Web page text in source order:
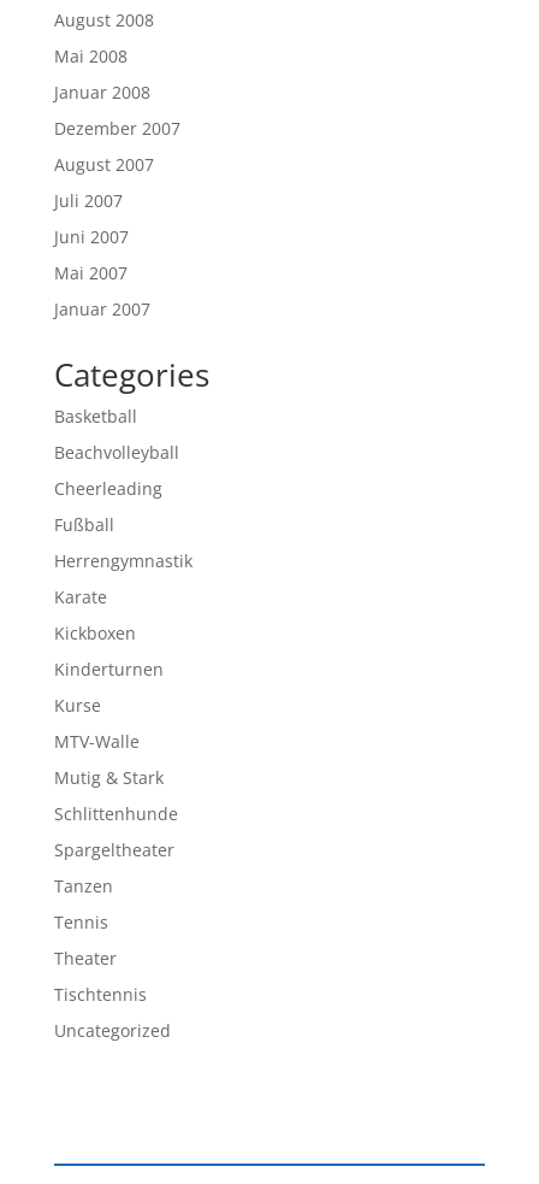
August 2008
Mai 2008
Januar 2008
Dezember 2007
August 2007
Juli 2007
Juni 2007
Mai 2007
Januar 2007
Categories
Basketball
Beachvolleyball
Cheerleading
Fußball
Herrengymnastik
Karate
Kickboxen
Kinderturnen
Kurse
MTV-Walle
Mutig & Stark
Schlittenhunde
Spargeltheater
Tanzen
Tennis
Theater
Tischtennis
Uncategorized